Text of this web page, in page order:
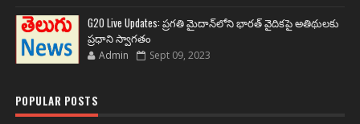
G20 Live Updates: ప్రగతి మైదాన్‌లోని భారత్ వైదికపై అతిథులకు
ప్రధాని స్వాగతం
Admin Sept 09, 2023
POPULAR POSTS